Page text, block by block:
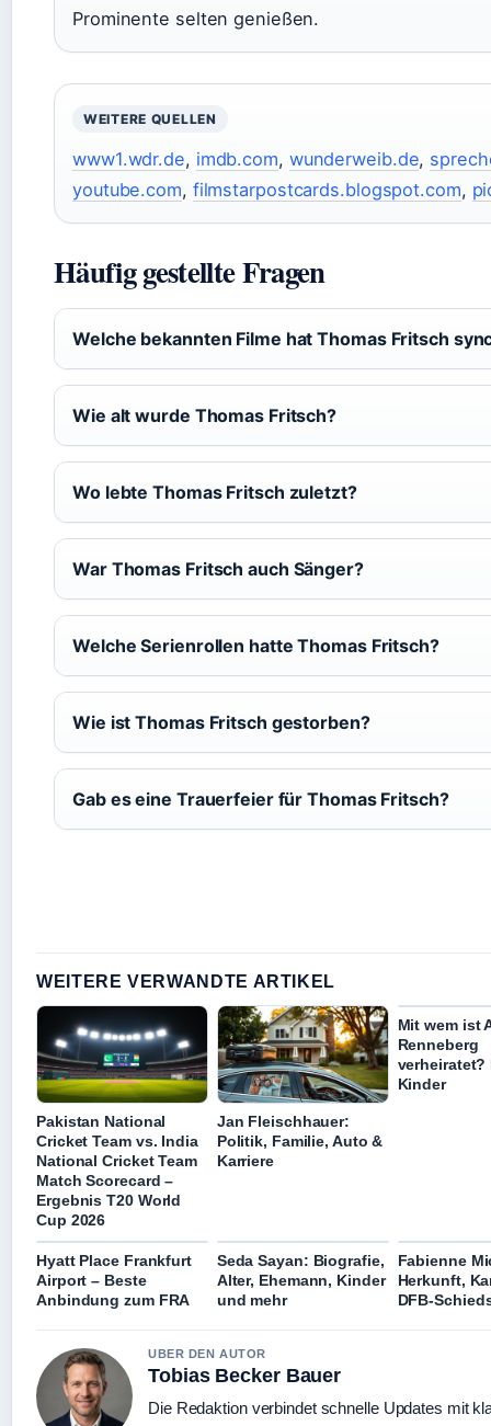
Prominente selten genießen.
WEITERE QUELLEN
www1.wdr.de, imdb.com, wunderweib.de,
youtube.com, filmstarpostcards.blogspot.com,
Häufig gestellte Fragen
Welche bekannten Filme hat Thomas Fritsch
Wie alt wurde Thomas Fritsch?
Wo lebte Thomas Fritsch zuletzt?
War Thomas Fritsch auch Sänger?
Welche Serienrollen hatte Thomas Fritsch?
Wie ist Thomas Fritsch gestorben?
Gab es eine Trauerfeier für Thomas Fritsch?
WEITERE VERWANDTE ARTIKEL
Pakistan National
Cricket Team vs. India
National Cricket Team
Match Scorecard –
Ergebnis T20 World
Cup 2026
Jan Fleischhauer:
Politik, Familie, Auto &
Karriere
Mit wem ist
Renneberg
verheiratet?
Kinder
Hyatt Place Frankfurt
Airport – Beste
Anbindung zum FRA
Seda Sayan: Biografie,
Alter, Ehemann, Kinder
und mehr
Fabienne
Herkunft,
DFB-
UBER DEN AUTOR
Tobias Becker Bauer
Die Redaktion verbindet schnelle Updates mit